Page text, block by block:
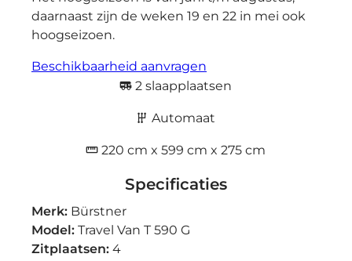
daarnaast zijn de weken 19 en 22 in mei ook
hoogseizoen.
Beschikbaarheid aanvragen
2 slaapplaatsen
Automaat
220 cm x 599 cm x 275 cm
Specificaties
Merk: Bürstner
Model: Travel Van T 590 G
Zitplaatsen: 4